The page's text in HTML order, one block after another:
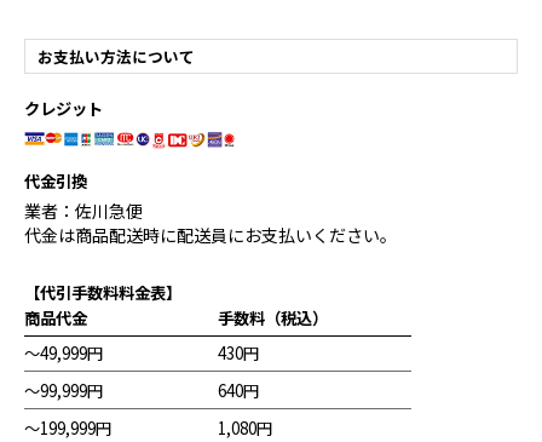
お支払い方法について
クレジット
代金引換
業者：佐川急便
代金は商品配送時に配送員にお支払いください。
【代引手数料料金表】
商品代金
～49,999円
～99,999円
～199,999円
手数料（税込）
430円
640円
1,080円